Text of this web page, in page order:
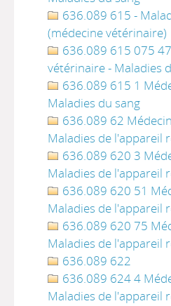
636.089 615 -
(médecine vétérinaire)
636.089 615 075
vétérinaire - Maladies
636.089 615 1
Maladies du sang
636.089 62
Maladies de l'appareil
636.089 620 3
Maladies de l'appareil
636.089 620 51
Maladies de l'appareil
636.089 620 75
Maladies de l'appareil
636.089 622
636.089 624 4
Maladies de l'appareil